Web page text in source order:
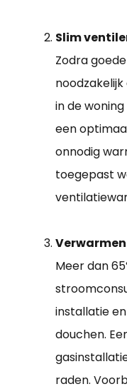
Slim
Zodra
in de
een
onnodig
toegepast
Meer dan
installatie
douchen.
raden.